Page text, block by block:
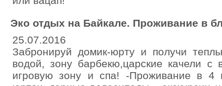
Эко отдых на Байкале. Проживание в
25.07.2016
Забронируй домик-юрту и получи
водой, зону барбекю,царские качели с
игровую зону и спа! -Проживание в 4